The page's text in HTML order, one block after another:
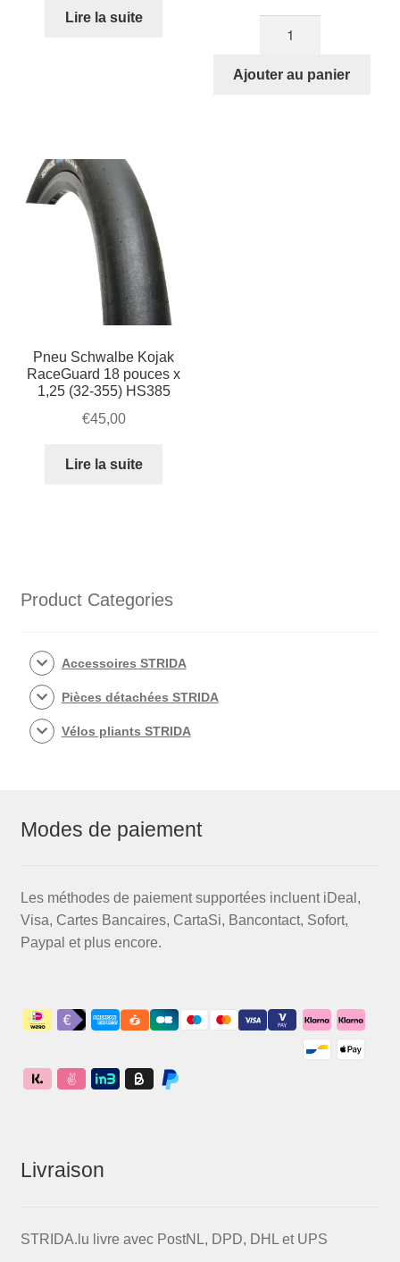
Lire la suite
Roue
Ajouter au panier
Pneu Schwalbe Kojak
RaceGuard 18 pouces x
1,25 (32-355) HS385
€45,00
Lire la suite
Product Categories
Accessoires STRIDA
Pièces détachées STRIDA
Vélos pliants STRIDA
Modes de paiement
Les méthodes de paiement supportées incluent iDeal,
Visa, Cartes Bancaires, CartaSi, Bancontact, Sofort,
Paypal et plus encore.
Livraison
STRIDA.lu livre avec PostNL, DPD, DHL et UPS